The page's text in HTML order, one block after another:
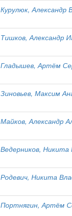
Курулюк, Александр
Тишков, Александр
Гладышев, Артём
Зиновьев, Максим
Майков, Александр
Ведерников, Никита
Родевич, Никита
Портнягин, Артём